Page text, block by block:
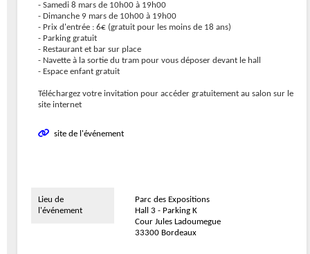
- Samedi 8 mars de 10h00 à 19h00
- Dimanche 9 mars de 10h00 à 19h00
- Prix d'entrée : 6€ (gratuit pour les moins de 18 ans)
- Parking gratuit
- Restaurant et bar sur place
- Navette à la sortie du tram pour vous déposer devant le hall
- Espace enfant gratuit
Téléchargez votre invitation pour accéder gratuitement au salon sur le
site internet
site de l'événement
Lieu de
l'événement
Parc des Expositions
Hall 3 - Parking K
Cour Jules Ladoumegue
33300 Bordeaux